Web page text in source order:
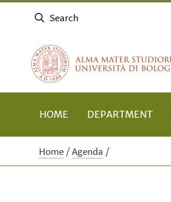
Search
HOME DEPARTMENT
Home Agenda